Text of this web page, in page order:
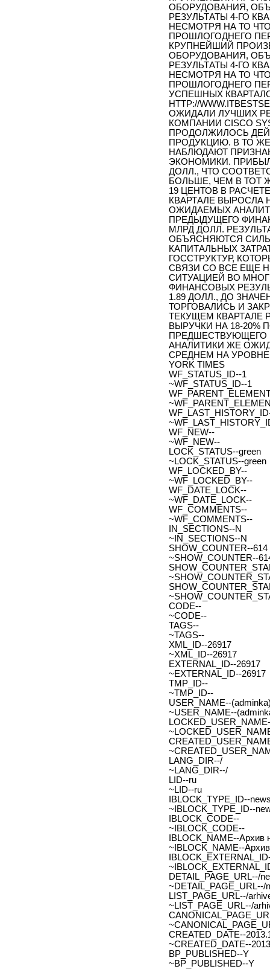
ОБОРУДОВАНИЯ,
РЕЗУЛЬТАТЫ 4-ГО
НЕСМОТРЯ НА ТО
ПРОШЛОГОДНЕГО
КРУПНЕЙШИЙ
ОБОРУДОВАНИЯ,
РЕЗУЛЬТАТЫ 4-ГО
НЕСМОТРЯ НА ТО
ПРОШЛОГОДНЕГО
УСПЕШНЫХ
HTTP://
ОЖИДАЛИ ЛУЧШИХ
КОМПАНИИ CISCO
ПРОДОЛЖИЛОСЬ
ПРОДУКЦИЮ. В ТО
НАБЛЮДАЮТ
ЭКОНОМИКИ.
ДОЛЛ., ЧТО
БОЛЬШЕ, ЧЕМ В ТОТ
19 ЦЕНТОВ В
КВАРТАЛЕ ВЫРОСЛА
ОЖИДАЕМЫХ
ПРЕДЫДУЩЕГО
МЛРД ДОЛЛ.
ОБЪЯСНЯЮТСЯ
КАПИТАЛЬНЫХ
ГОССТРУКТУР,
СВЯЗИ СО ВСЕ ЕЩЕ
СИТУАЦИЕЙ ВО
ФИНАНСОВЫХ
1.89 ДОЛЛ., ДО
ТОРГОВАЛИСЬ И
ТЕКУЩЕМ КВАРТАЛЕ
ВЫРУЧКИ НА 18-
ПРЕДШЕСТВУЮЩЕГО
АНАЛИТИКИ ЖЕ
СРЕДНЕМ НА УРОВНЕ
YORK TIMES
WF_STATUS_ID--1
~WF_STATUS_ID--1
WF_NEW--
~WF_NEW--
LOCK_STATUS--green
~LOCK_STATUS--green
WF_LOCKED_BY--
~WF_LOCKED_BY--
WF_DATE_LOCK--
~WF_DATE_LOCK--
WF_COMMENTS--
~WF_COMMENTS--
IN_SECTIONS--N
~IN_SECTIONS--N
SHOW_COUNTER--614
~SHOW_COUNTER--
CODE--
~CODE--
TAGS--
~TAGS--
XML_ID--26917
~XML_ID--26917
EXTERNAL_ID--26917
~EXTERNAL_ID--26917
TMP_ID--
~TMP_ID--
USER_NAME--
~USER_NAME--
LANG_DIR--/
~LANG_DIR--/
LID--ru
~LID--ru
IBLOCK_TYPE_ID--
~IBLOCK_TYPE_ID--
IBLOCK_CODE--
~IBLOCK_CODE--
IBLOCK_NAME--Архив
~IBLOCK_NAME--
DETAIL_PAGE_URL--/
~DETAIL_PAGE_URL--/
LIST_PAGE_URL--/
~LIST_PAGE_URL--/
CREATED_DATE--
~CREATED_DATE--
BP_PUBLISHED--Y
~BP_PUBLISHED--Y